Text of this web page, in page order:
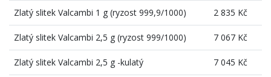
Zlatý slitek Valcambi 1 g (ryzost 999,9/1000) 2 835 Kč
Zlatý slitek Valcambi 2,5 g (ryzost 999/1000) 7 067 Kč
Zlatý slitek Valcambi 2,5 g -kulatý 7 045 Kč